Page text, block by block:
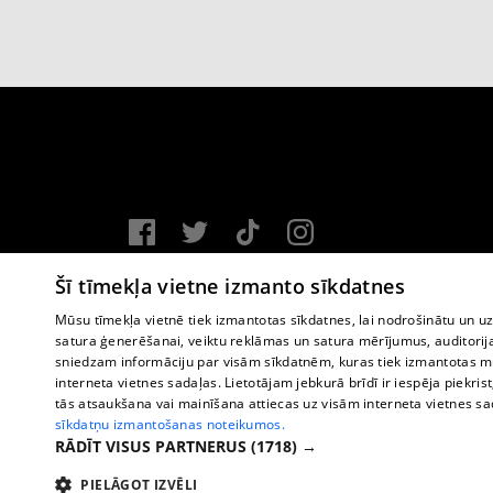
Vortal assistance service: e-mail -
Copyright © 2004-2026 SIA HELIO MEDIA.
All rights reserved.
Šī tīmekļa vietne izmanto sīkdatnes
Mūsu tīmekļa vietnē tiek izmantotas sīkdatnes, lai nodrošinātu un
satura ģenerēšanai, veiktu reklāmas un satura mērījumus,
sniedzam informāciju par visām sīkdatnēm, kuras tiek izmantotas
interneta vietnes sadaļas. Lietotājam jebkurā brīdī ir iespēja
tās atsaukšana vai mainīšana attiecas uz visām interneta vietnes
sīkdatņu izmantošanas noteikumos.
RĀDĪT VISUS PARTNERUS (1718) →
PIELĀGOT IZVĒLI